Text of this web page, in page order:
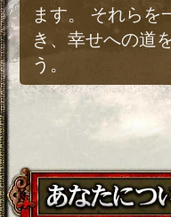
ます。 それらを
き、幸せへの道
う。